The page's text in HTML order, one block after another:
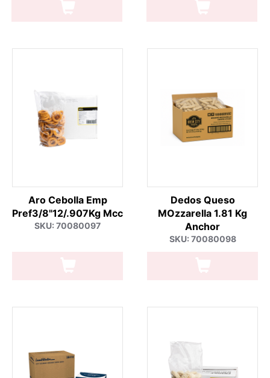
Aro Cebolla Emp
Pref3/8"12/.907Kg Mcc
SKU: 70080097
Dedos Queso
MOzzarella 1.81 Kg
Anchor
SKU: 70080098